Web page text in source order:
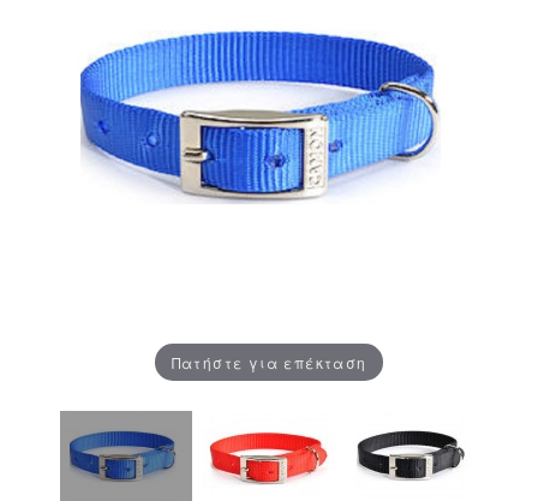
Πατήστε για επέκταση